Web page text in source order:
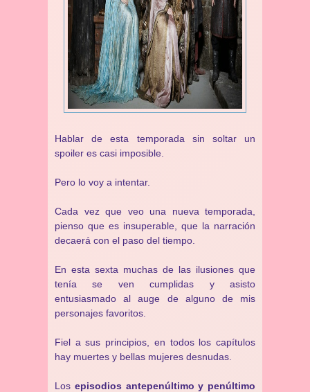
Hablar de esta temporada sin soltar un
spoiler es casi imposible.
Pero lo voy a intentar.
Cada vez que veo una nueva temporada,
pienso que es insuperable, que la narración
decaerá con el paso del tiempo.
En esta sexta muchas de las ilusiones que
tenía se ven cumplidas y asisto
entusiasmado al auge de alguno de mis
personajes favoritos.
Fiel a sus principios, en todos los capítulos
hay muertes y bellas mujeres desnudas.
Los episodios antepenúltimo y penúltimo